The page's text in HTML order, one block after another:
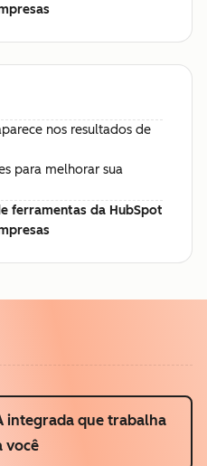
nos resultados de
para melhorar sua
ferramentas da HubSpot
integrada que trabalha
você